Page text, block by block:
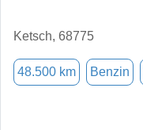
Ketsch, 68775
48.500 km Benzin